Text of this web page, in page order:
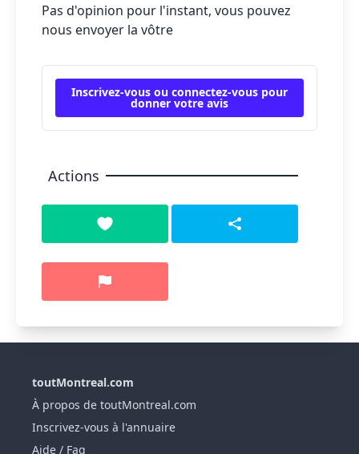
Pas d'opinion pour l'instant, vous pouvez
nous envoyer la vôtre
Inscrivez-vous ou connectez-vous pour
donner votre avis
Actions
toutMontreal.com
À propos de toutMontreal.com
Inscrivez-vous à l'annuaire
Aide / Faq